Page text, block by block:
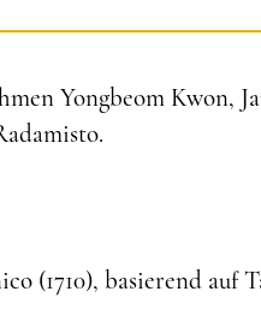
Yongbeom Kwon,
(1710), basierend auf